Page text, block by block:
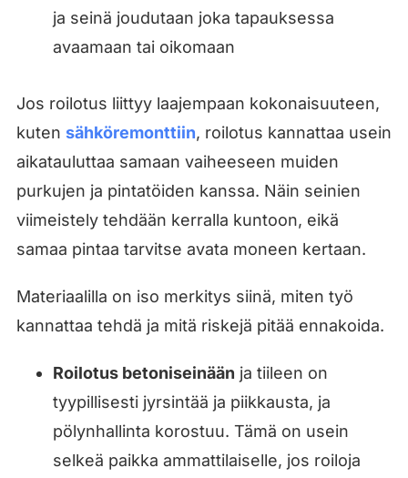
ja seinä joudutaan joka tapauksessa
avaamaan tai oikomaan
Jos roilotus liittyy laajempaan kokonaisuuteen,
kuten sähköremonttiin, roilotus kannattaa usein
aikatauluttaa samaan vaiheeseen muiden
purkujen ja pintatöiden kanssa. Näin seinien
viimeistely tehdään kerralla kuntoon, eikä
samaa pintaa tarvitse avata moneen kertaan.
Materiaalilla on iso merkitys siinä, miten työ
kannattaa tehdä ja mitä riskejä pitää ennakoida.
Roilotus betoniseinään ja tiileen on
tyypillisesti jyrsintää ja piikkausta, ja
pölynhallinta korostuu. Tämä on usein
selkeä paikka ammattilaiselle, jos roiloja